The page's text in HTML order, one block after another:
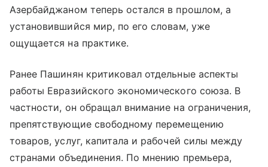
Азербайджаном теперь остался в прошлом, а
установившийся мир, по его словам, уже
ощущается на практике.
Ранее Пашинян критиковал отдельные аспекты
работы Евразийского экономического союза. В
частности, он обращал внимание на ограничения,
препятствующие свободному перемещению
товаров, услуг, капитала и рабочей силы между
странами объединения. По мнению премьера,